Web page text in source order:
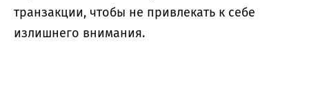
транзакции, чтобы не привлекать к себе
излишнего внимания.